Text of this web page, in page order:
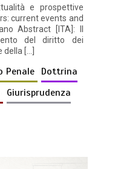
e prospettive
current events and
Abstract [ITA]: Il
del diritto dei
[…]
Penale Dottrina
Giurisprudenza